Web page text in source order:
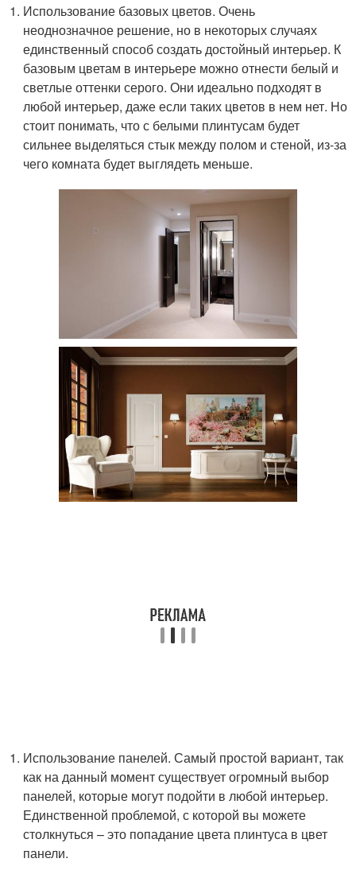
Использование базовых цветов. Очень
неоднозначное решение, но в некоторых случаях
единственный способ создать достойный интерьер. К
базовым цветам в интерьере можно отнести белый и
светлые оттенки серого. Они идеально подходят в
любой интерьер, даже если таких цветов в нем нет. Но
стоит понимать, что с белыми плинтусам будет
сильнее выделяться стык между полом и стеной, из-за
чего комната будет выглядеть меньше.
Использование панелей. Самый простой вариант, так
как на данный момент существует огромный выбор
панелей, которые могут подойти в любой интерьер.
Единственной проблемой, с которой вы можете
столкнуться – это попадание цвета плинтуса в цвет
панели.